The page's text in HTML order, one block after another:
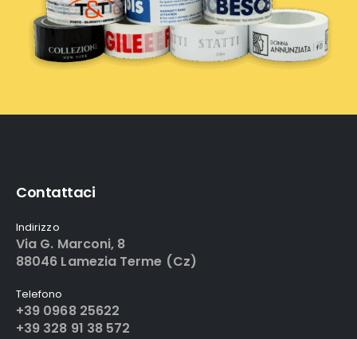
Contattaci
Indirizzo
Via G. Marconi, 8
88046 Lamezia Terme (Cz)
Telefono
+39 0968 25622
+39 328 91 38 572